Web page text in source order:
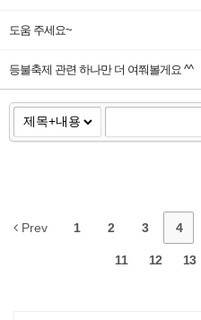
도움 주세요~
등불축제 관련 하나만 더 여쭤볼게요 ^^
Prev 1 2 3 4
11 12 13